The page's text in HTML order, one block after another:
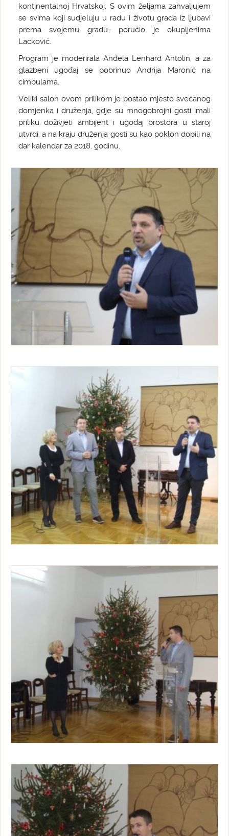
kontinentalnoj Hrvatskoj. S ovim željama zahvaljujem
se svima koji sudjeluju u radu i životu grada iz ljubavi
prema svojemu gradu- poručio je okupljenima
Lacković.
Program je moderirala Anđela Lenhard Antolin, a za
glazbeni ugođaj se pobrinuo Andrija Maronić na
cimbulama.
Veliki salon ovom prilikom je postao mjesto svečanog
domjenka i druženja, gdje su mnogobrojni gosti imali
priliku doživjeti ambijent i ugođaj prostora u staroj
utvrdi, a na kraju druženja gosti su kao poklon dobili na
dar kalendar za 2018. godinu.